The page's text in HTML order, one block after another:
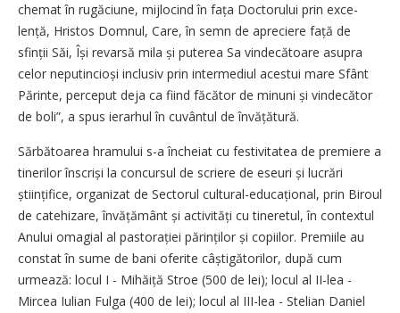
chemat în rugăciune, mijlocind în fața Doctorului prin ex­ce­
lență, Hristos Domnul, Care, în semn de apreciere față de
sfinții Săi, Își revarsă mila și puterea Sa vindecătoare asupra
celor neputin­cioși inclusiv prin intermediul acestui mare Sfânt
Părinte, perceput deja ca fiind făcător de minuni și vindecător
de boli”, a spus ierarhul în cuvântul de învățătură.
Sărbătoarea hramului s-a încheiat cu festivitatea de premiere a
tinerilor înscriși la concursul de scriere de eseuri și lucrări
științifice, organizat de Sectorul cultural-educa­țional, prin Biroul
de catehizare, învățământ și activități cu tineretul, în contextul
Anului omagial al pas­torației părinților și copiilor. Premiile au
constat în sume de bani oferite câștigătorilor, după cum
urmează: locul I - Mihăiță Stroe (500 de lei); locul al II-lea -
Mircea Iulian Fulga (400 de lei); locul al III-lea - Stelian Daniel